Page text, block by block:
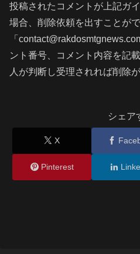
投稿されたコメントが上記ガ
場合、削除依頼を出すことがで
「
ント番号、コメント内容を記
人が判断し受理されれば削除
シェア
X
Pinterest